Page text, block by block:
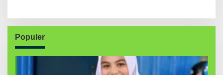
Populer